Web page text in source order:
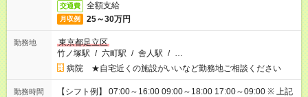
交通費 全額支給
月収例 25～30万円
勤務地
東京都足立区
竹ノ塚駅 / 六町駅 / 舎人駅 / …
病院 ★自宅近くの施設がいいなど勤務地ご相談ください
勤務時間
【シフト例】 07:00～16:00 09:00～18:00 17:00～09:00 ※ 上記